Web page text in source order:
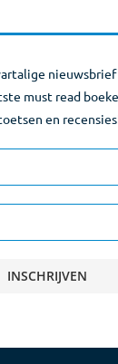
must read
en